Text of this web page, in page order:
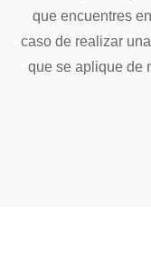
que encuentres
caso de realizar
que se aplique de